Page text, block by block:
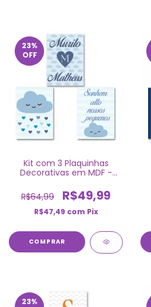
23%
OFF
Kit com 3 Plaquinhas
Decorativas em MDF -
R$64,99
R$49,99
R$47,49 com Pix
COMPRAR
23%